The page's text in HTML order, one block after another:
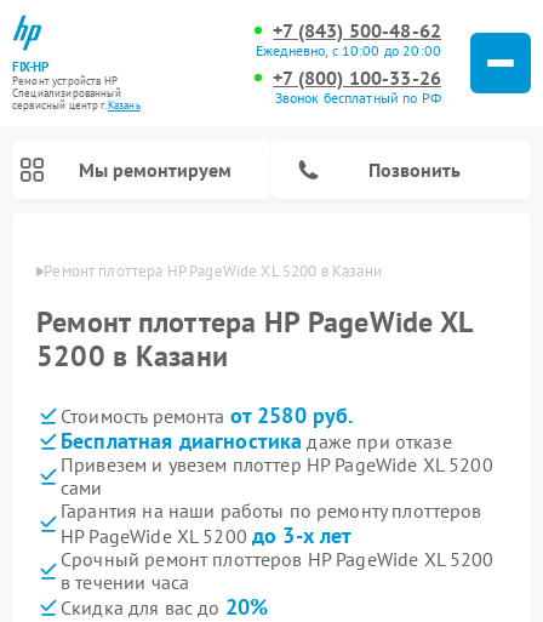
FIX-HP
Ремонт устройств HP
Специализированный
cервисный центр г.Казань
+7 (843) 500-48-62
Ежедневно, с 10:00 до 20:00
+7 (800) 100-33-26
Звонок бесплатный по РФ
Мы ремонтируем Позвонить
Ремонт плоттера HP PageWide XL 5200 в Казани
Ремонт плоттера HP PageWide XL
5200 в Казани
Стоимость ремонта от 2580 руб.
Бесплатная диагностика даже при отказе
Привезем и увезем плоттер HP PageWide XL 5200
сами
Гарантия на наши работы по ремонту плоттеров
HP PageWide XL 5200 до 3-х лет
Срочный ремонт плоттеров HP PageWide XL 5200
в течении часа
Скидка для вас до 20%